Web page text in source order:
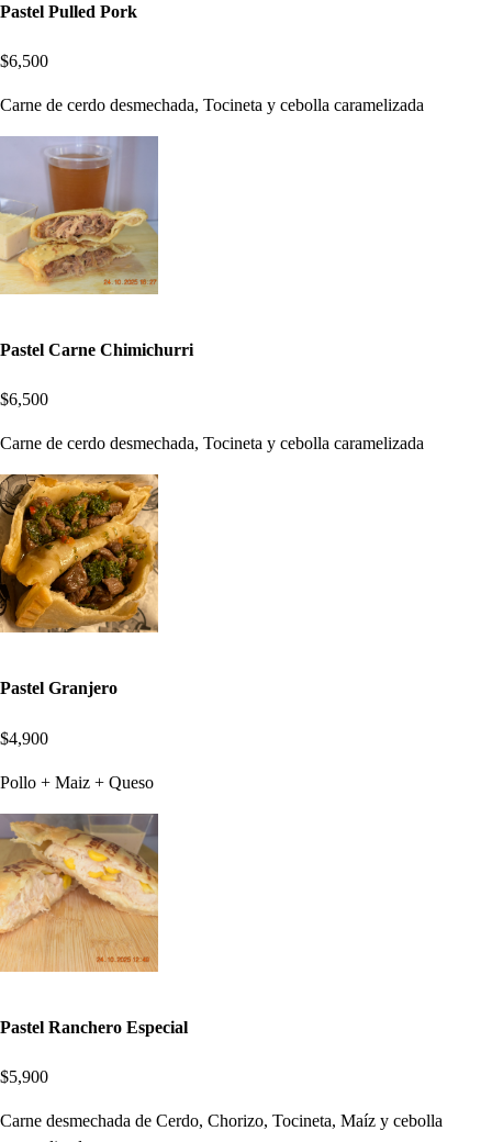
Pastel Pulled Pork
$6,500
Carne de cerdo desmechada, Tocineta y cebolla caramelizada
Pastel Carne Chimichurri
$6,500
Carne de cerdo desmechada, Tocineta y cebolla caramelizada
Pastel Granjero
$4,900
Pollo + Maiz + Queso
Pastel Ranchero Especial
$5,900
Carne desmechada de Cerdo, Chorizo, Tocineta, Maíz y cebolla